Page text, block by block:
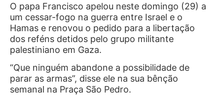
O papa Francisco apelou neste domingo (29) a
um cessar-fogo na guerra entre Israel e o
Hamas e renovou o pedido para a libertação
dos reféns detidos pelo grupo militante
palestiniano em Gaza.
“Que ninguém abandone a possibilidade de
parar as armas”, disse ele na sua bênção
semanal na Praça São Pedro.